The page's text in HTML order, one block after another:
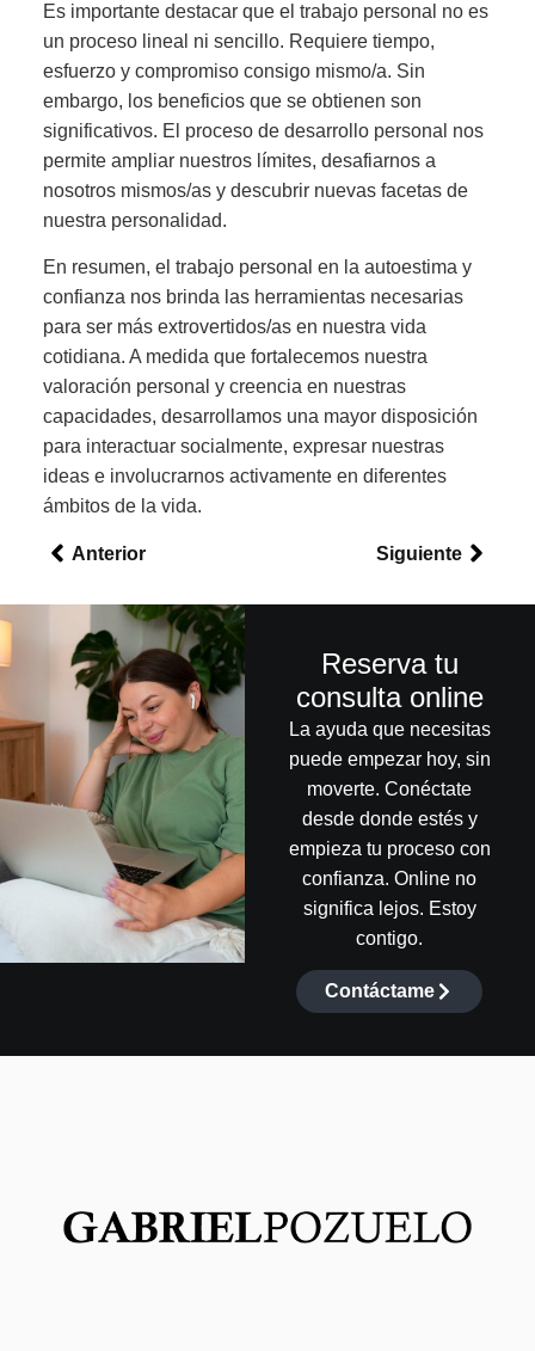
Es importante destacar que el trabajo personal no es
un proceso lineal ni sencillo. Requiere tiempo,
esfuerzo y compromiso consigo mismo/a. Sin
embargo, los beneficios que se obtienen son
significativos. El proceso de desarrollo personal nos
permite ampliar nuestros límites, desafiarnos a
nosotros mismos/as y descubrir nuevas facetas de
nuestra personalidad.
En resumen, el trabajo personal en la autoestima y
confianza nos brinda las herramientas necesarias
para ser más extrovertidos/as en nuestra vida
cotidiana. A medida que fortalecemos nuestra
valoración personal y creencia en nuestras
capacidades, desarrollamos una mayor disposición
para interactuar socialmente, expresar nuestras
ideas e involucrarnos activamente en diferentes
ámbitos de la vida.
Anterior Siguiente
Reserva tu
consulta online
La ayuda que necesitas
puede empezar hoy, sin
moverte. Conéctate
desde donde estés y
empieza tu proceso con
confianza. Online no
significa lejos. Estoy
contigo.
Contáctame